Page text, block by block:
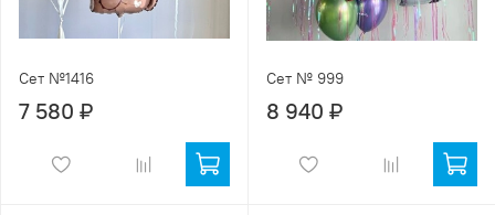
Сет №1416
7 580 ₽
Сет № 999
8 940 ₽